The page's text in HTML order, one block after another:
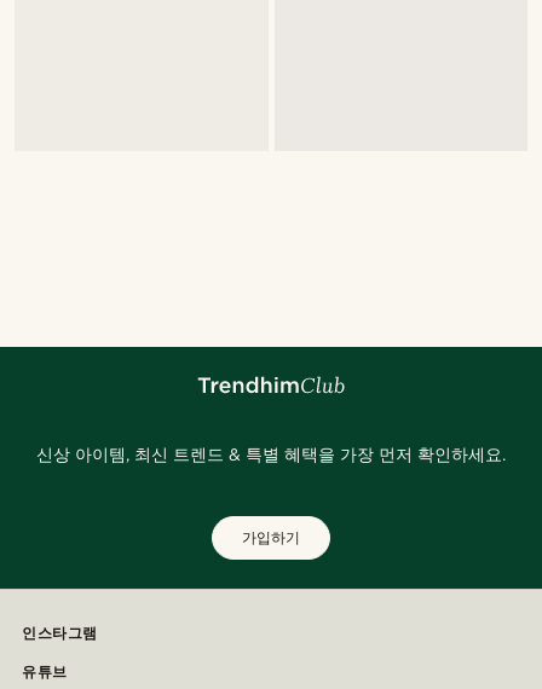
신상 아이템, 최신 트렌드 & 특별 혜택을 가장 먼저 확인하세요.
가입하기
인스타그램
유튜브